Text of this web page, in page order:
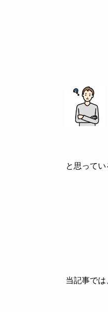
と思って
当記事では